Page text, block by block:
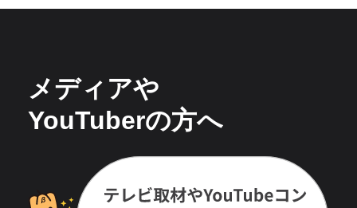
メディアや
YouTuberの方へ